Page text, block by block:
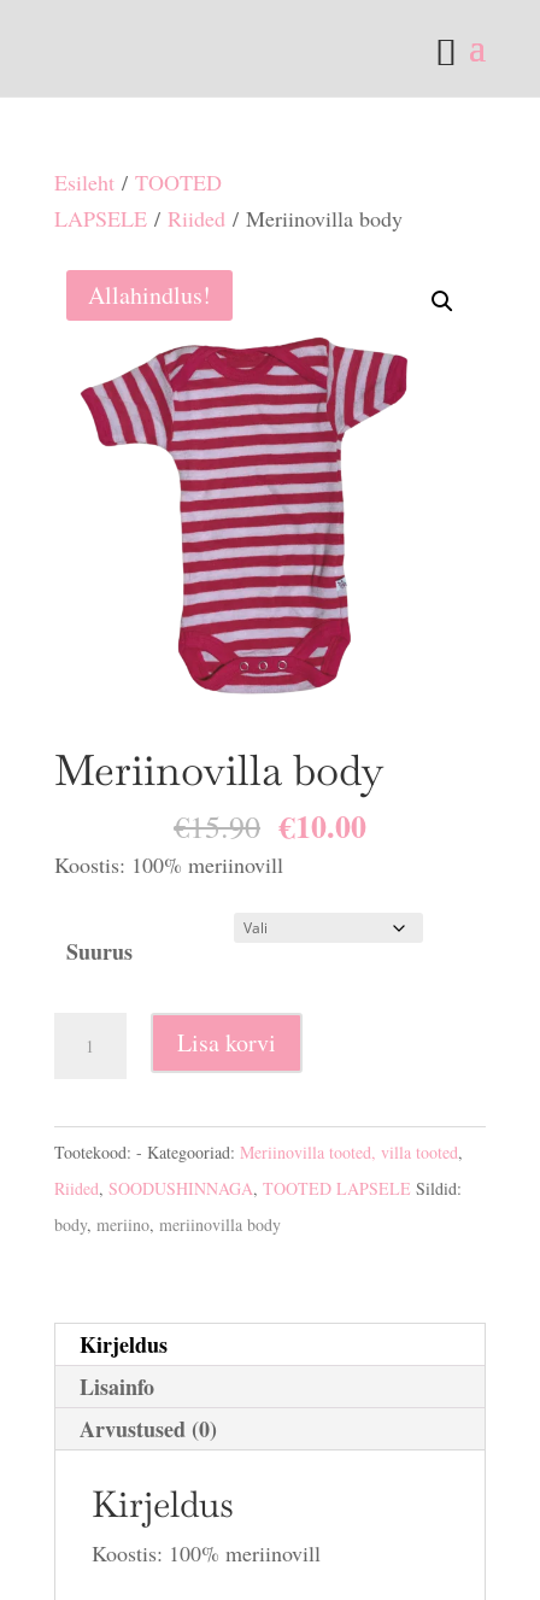
Esileht/ TOOTED
LAPSELE/ Riided/ Meriinovilla body
Allahindlus!
Meriinovilla body
€15.90 Algne
hind
€10.00Praegune
€10.00.
Koostis: 100% meriinovill
Suurus
Lisa korvi
Tootekood: - Kategooriad: Meriinovilla tooted, villa tooted,
Riided, SOODUSHINNAGA, TOOTED LAPSELE Sildid:
body, meriino, meriinovilla body
Kirjeldus
Lisainfo
Arvustused (0)
Kirjeldus
Koostis: 100% meriinovill